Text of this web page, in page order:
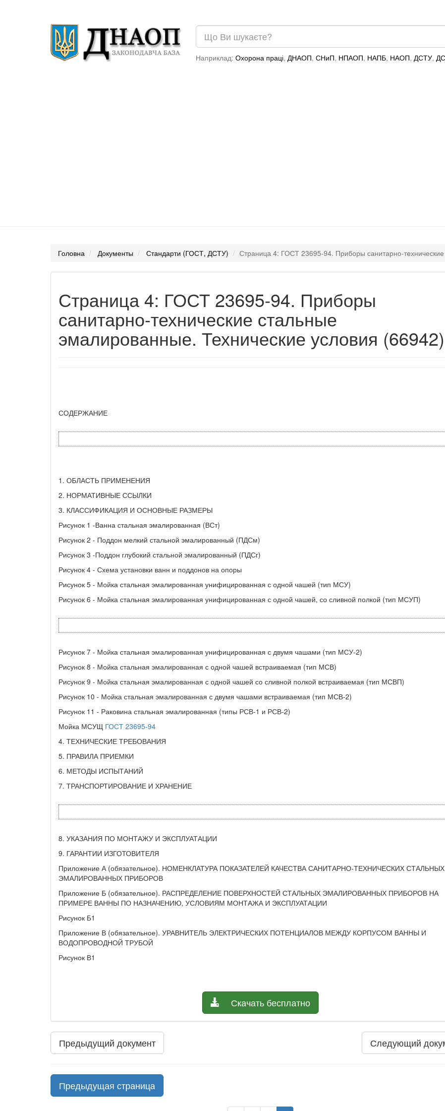
Наприклад: Охорона праці, ДНАОП, СНиП, НПАОП, НАПБ, НАОП, ДСТУ,
Головна Документы Стандарти (ГОСТ, ДСТУ) Страница 4: ГОСТ 23695-94. Приборы санитарно-
Страница 4: ГОСТ 23695-94. Приборы
санитарно-технические стальные
эмалированные. Технические условия (66942)
СОДЕРЖАНИЕ
1. ОБЛАСТЬ ПРИМЕНЕНИЯ
2. НОРМАТИВНЫЕ ССЫЛКИ
3. КЛАССИФИКАЦИЯ И ОСНОВНЫЕ РАЗМЕРЫ
Рисунок 1 -Ванна стальная эмалированная (ВСт)
Рисунок 2 - Поддон мелкий стальной эмалированный (ПДСм)
Рисунок 3 -Поддон глубокий стальной эмалированный (ПДСг)
Рисунок 4 - Схема установки ванн и поддонов на опоры
Рисунок 5 - Мойка стальная эмалированная унифицированная с одной чашей (тип МСУ)
Рисунок 6 - Мойка стальная эмалированная унифицированная с одной чашей, со сливной полкой (тип МСУП)
Рисунок 7 - Мойка стальная эмалированная унифицированная с двумя чашами (тип МСУ-2)
Рисунок 8 - Мойка стальная эмалированная с одной чашей встраиваемая (тип МСВ)
Рисунок 9 - Мойка стальная эмалированная с одной чашей со сливной полкой встраиваемая (тип МСВП)
Рисунок 10 - Мойка стальная эмалированная с двумя чашами встраиваемая (тип МСВ-2)
Рисунок 11 - Раковина стальная эмалированная (типы РСВ-1 и РСВ-2)
Мойка МСУЩ ГОСТ 23695-94
4. ТЕХНИЧЕСКИЕ ТРЕБОВАНИЯ
5. ПРАВИЛА ПРИЕМКИ
6. МЕТОДЫ ИСПЫТАНИЙ
7. ТРАНСПОРТИРОВАНИЕ И ХРАНЕНИЕ
8. УКАЗАНИЯ ПО МОНТАЖУ И ЭКСПЛУАТАЦИИ
9. ГАРАНТИИ ИЗГОТОВИТЕЛЯ
Приложение А (обязательное). НОМЕНКЛАТУРА ПОКАЗАТЕЛЕЙ КАЧЕСТВА САНИТАРНО-ТЕХНИЧЕСКИХ СТАЛЬНЫХ
ЭМАЛИРОВАННЫХ ПРИБОРОВ
Приложение Б (обязательное). РАСПРЕДЕЛЕНИЕ ПОВЕРХНОСТЕЙ СТАЛЬНЫХ ЭМАЛИРОВАННЫХ ПРИБОРОВ НА
ПРИМЕРЕ ВАННЫ ПО НАЗНАЧЕНИЮ, УСЛОВИЯМ МОНТАЖА И ЭКСПЛУАТАЦИИ
Рисунок Б1
Приложение В (обязательное). УРАВНИТЕЛЬ ЭЛЕКТРИЧЕСКИХ ПОТЕНЦИАЛОВ МЕЖДУ КОРПУСОМ ВАННЫ И
ВОДОПРОВОДНОЙ ТРУБОЙ
Рисунок В1
Скачать бесплатно
Предыдущий документ Следующий
Предыдущая страница